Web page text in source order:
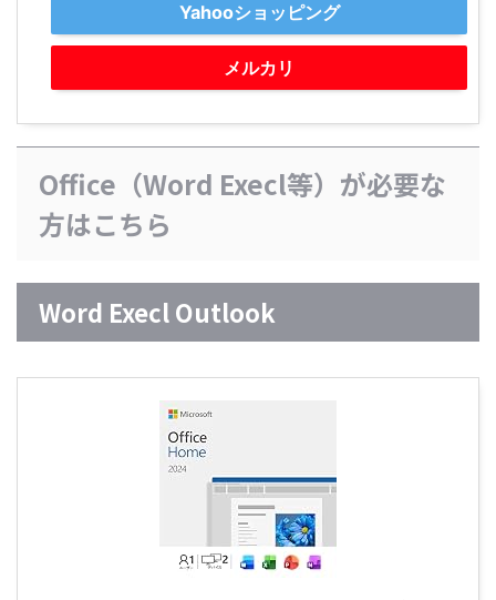
Yahooショッピング
メルカリ
Office（Word Execl等）が必要な
方はこちら
Word Execl Outlook